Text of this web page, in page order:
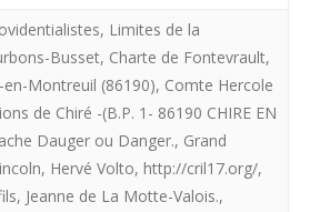
, Limites de la
Busset, Charte de Fontevrault,
Montreuil (86190), Comte Hercole
de Chiré -(B.P. 1- 86190 CHIRE EN
Dauger ou Danger., Grand
, Hervé Volto, http://cril17.org/,
, Jeanne de La Motte-Valois.,